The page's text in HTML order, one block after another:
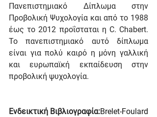
Πανεπιστημιακό Δίπλωμα στην
Προβολική Ψυχολογία και από το 1988
έως το 2012 προΐσταται η C. Chabert.
Το πανεπιστημιακό αυτό δίπλωμα
είναι για πολύ καιρό η μόνη γαλλική
και ευρωπαϊκή εκπαίδευση στην
προβολική ψυχολογία.
Ενδεικτική Βιβλιογραφία:Brelet-Foulard